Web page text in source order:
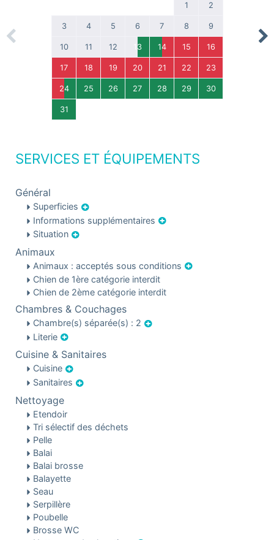
Previous
1 2
3 4 5 6 7 8 9
10 11 12 13 14 15 16
17 18 19 20 21 22 23
24 25 26 27 28 29 30
31
SERVICES ET ÉQUIPEMENTS
Général
Superficies
Informations supplémentaires
Situation
Animaux
Animaux : acceptés sous conditions
Chien de 1ère catégorie interdit
Chien de 2ème catégorie interdit
Chambres & Couchages
Chambre(s) séparée(s) : 2
Literie
Cuisine & Sanitaires
Cuisine
Sanitaires
Nettoyage
Etendoir
Tri sélectif des déchets
Pelle
Balai
Balai brosse
Balayette
Seau
Serpillère
Poubelle
Brosse WC